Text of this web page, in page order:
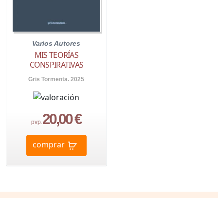
Varios Autores
MIS TEORÍAS
CONSPIRATIVAS
Gris Tormenta. 2025
pvp. 20,00 €
comprar